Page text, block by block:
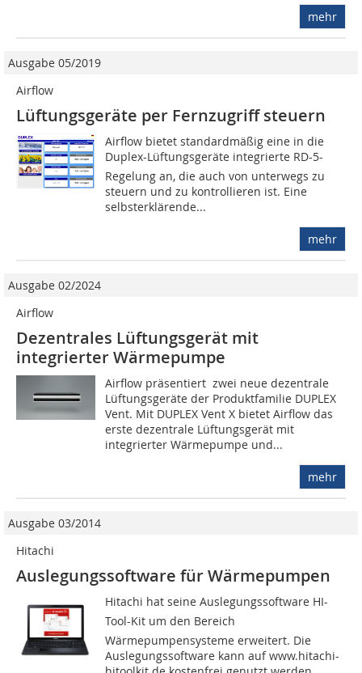
mehr
Ausgabe 05/2019
Airflow
Lüftungsgeräte per Fernzugriff steuern
Airflow bietet standardmäßig eine in die
Duplex-Lüftungsgeräte integrierte RD-5-
Regelung an, die auch von unterwegs zu
steuern und zu kontrollieren ist. Eine
selbsterklärende...
mehr
Ausgabe 02/2024
Airflow
Dezentrales Lüftungsgerät mit
integrierter Wärmepumpe
Airflow präsentiert zwei neue dezentrale
Lüftungsgeräte der Produktfamilie DUPLEX
Vent. Mit DUPLEX Vent X bietet Airflow das
erste dezentrale Lüftungsgerät mit
integrierter Wärmepumpe und...
mehr
Ausgabe 03/2014
Hitachi
Auslegungssoftware für Wärmepumpen
Hitachi hat seine Auslegungssoftware HI-
Tool-Kit um den Bereich
Wärmepumpensysteme erweitert. Die
Auslegungssoftware kann auf www.hitachi-